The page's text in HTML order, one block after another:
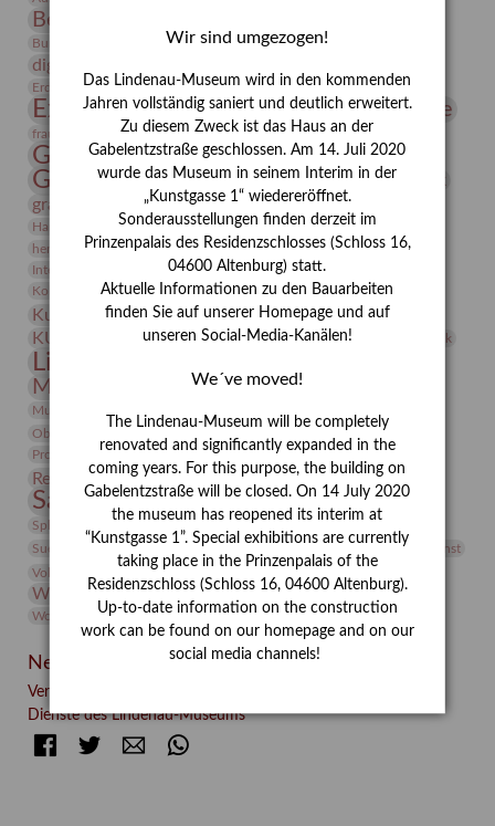
Bernhard August von Lindenau
Burg Posterstein Conrad Felixmüller Depot
digitallabor
Erdmann Julius Dietrich
Erlebnisportal estrusker Exlibris
Expressionismus Festrede Florenz Fotografie
frauen Frauen in der Antike und heute
Gerhard-Altenbourg-Preis
Gerhard Altenbourg
Gerhard Kurt Müller
grafische sammlung griechische Mythologie
Hanns-Conon von der Gabelentz Heinrich Kirchhoff Heldinnen
herman de vries Humboldt
Insekten
Integriertes Schädlingsmanagement
Italien Jahresempfang
Kolosseum
Kooperationsausstellung Korkmodelle Kunst
Kunstmuseum Kunstvermittlung Kunst von Kühl
KUNSTWAND Kurs Künstler Künstlerin Lehmbruck
Lindenau-Museum
Museumsgeschichte Museumsnacht
Museumspädagogik Natur
Objekt im Fokus
Phelloplastik
Pohlhof
Provenienz
Provenienzforschung
Restaurierung Rudi Lesser Ruth Wolf-Rehfeld
Sammlung Samstagszeichner Skulptur
Sonderausstellung
Sphinx
studio Studio Bildende Kunst
Suermondt-Ludwig-Museum
Vermittlung
Videokunst
Volontariat
Walter Rheiner Werefkin
Werkbetrachtung Winter Wissenschaft
Wolf and Dog
Wolf und Hund
Zirkuswoche
Neueste Beiträge
Verschenkt, verkauft, vergessen? – Kunstdetektivinnen im
Dienste des Lindenau-Museums
FacebookTwitter E-mail
Wir sind umgezogen!
Das Lindenau-Museum wird in den kommenden
Jahren vollständig saniert und deutlich erweitert.
Zu diesem Zweck ist das Haus an der
Gabelentzstraße geschlossen. Am 14. Juli 2020
wurde das Museum in seinem Interim in der
„Kunstgasse 1“ wiedereröffnet.
Sonderausstellungen finden derzeit im
Prinzenpalais des Residenzschlosses (Schloss 16,
04600 Altenburg) statt.
Aktuelle Informationen zu den Bauarbeiten
finden Sie auf unserer Homepage und auf
unseren Social-Media-Kanälen!
We´ve moved!
The Lindenau-Museum will be completely
renovated and significantly expanded in the
coming years. For this purpose, the building on
Gabelentzstraße will be closed. On 14 July 2020
the museum has reopened its interim at
“Kunstgasse 1”. Special exhibitions are currently
taking place in the Prinzenpalais of the
Residenzschloss (Schloss 16, 04600 Altenburg).
Up-to-date information on the construction
work can be found on our homepage and on our
social media channels!